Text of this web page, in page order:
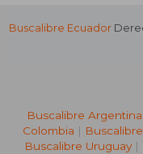
Buscalibre Ecuador
Buscalibre Argentina
Colombia |
Buscalibre Uruguay|